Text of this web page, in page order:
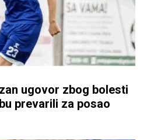
ugovor zbog bolesti
prevarili za posao